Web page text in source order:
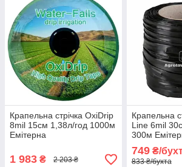
Крапельна стрічка OxiDrip
8mil 15см 1,38л/год 1000м
Емітерна
1 983 ₴ 2 203 ₴
Крапельна
Line 6mil
300м
749₴/
833 ₴/бухта